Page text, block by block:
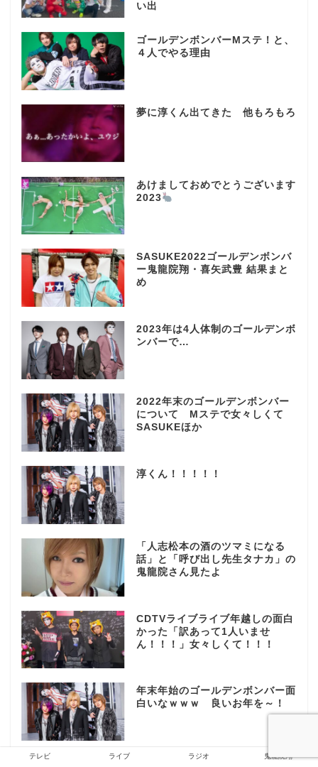
い出
ゴールデンボンバーMステ！と、
４人でやる理由
夢に淳くん出てきた 他もろもろ
あけましておめでとうございます
2023
SASUKE2022ゴールデンボンバ
ー鬼龍院翔・喜矢武豊 結果まと
め
2023年は4人体制のゴールデンボ
ンバーで…
2022年末のゴールデンボンバー
について Mステで女々しくて
SASUKEほか
淳くん！！！！！
「人志松本の酒のツマミになる
話」と「呼び出し先生タナカ」の
鬼龍院さん見たよ
CDTVライブライブ年越しの面白
かった「訳あって1人いませ
ん！！！」女々しくて！！！
年末年始のゴールデンボンバー面
白いなｗｗｗ 良いお年を～！
テレビ ライブ ラジオ 鬼龍院翔